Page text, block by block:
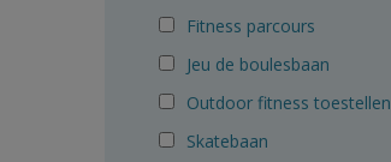
Fitness parcours
Jeu de boulesbaan
Outdoor fitness toestellen
Skatebaan